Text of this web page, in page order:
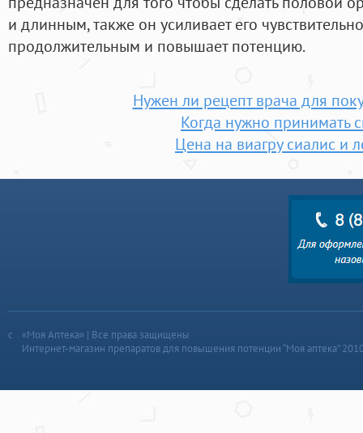
и длинным, также он усиливает его
продолжительным и повышает потенцию.
Нужен ли рецепт врача для
Когда нужно принимать
Цена на виагру сиалис и
«Моя Аптека» | Все права защищены
Интернет-магазин препаратов для повышения потенции “Моя аптека”